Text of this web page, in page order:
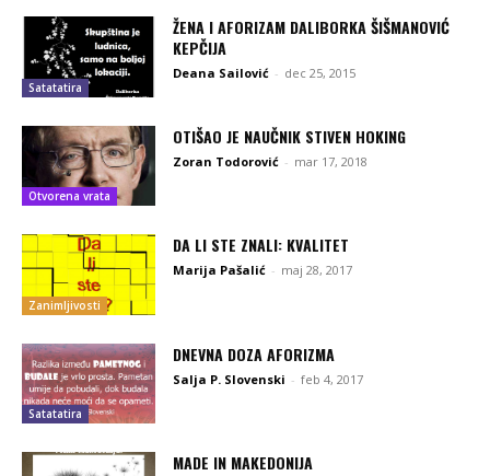
Satatatira
ŽENA I AFORIZAM DALIBORKA ŠIŠMANOVIĆ
KEPČIJA
Deana Sailović - dec 25, 2015
Otvorena vrata
OTIŠAO JE NAUČNIK STIVEN HOKING
Zoran Todorović - mar 17, 2018
Zanimljivosti
DA LI STE ZNALI: KVALITET
Marija Pašalić - maj 28, 2017
Satatatira
DNEVNA DOZA AFORIZMA
Salja P. Slovenski - feb 4, 2017
MADE IN MAKEDONIJA